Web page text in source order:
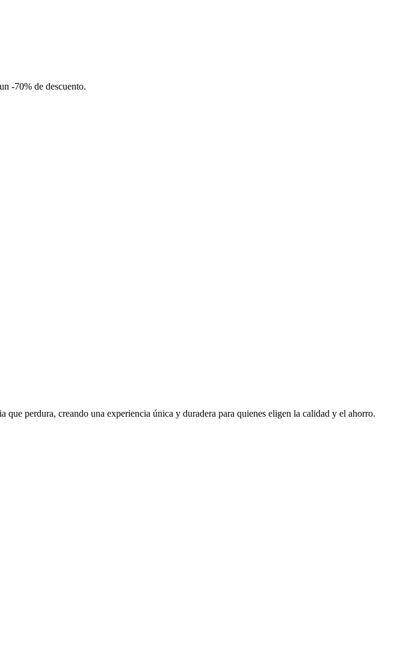
-70% de descuento.
perdura, creando una experiencia única y duradera para quienes eligen la calidad y el ahorro.